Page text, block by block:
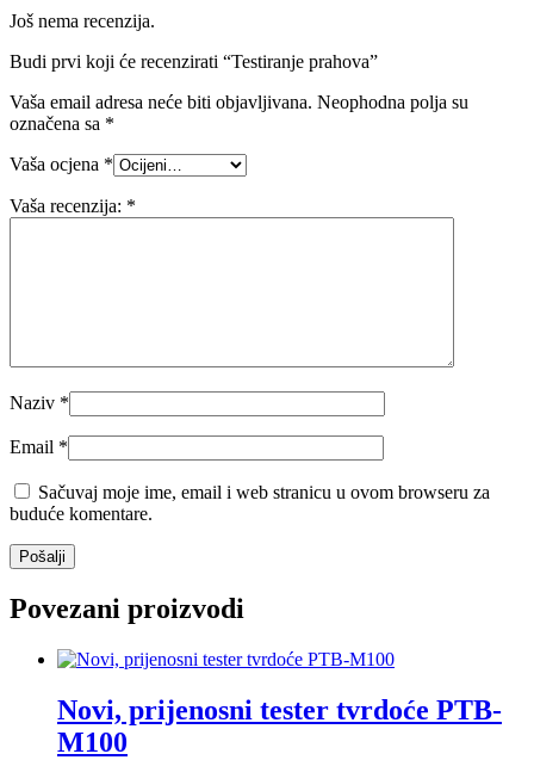
Još nema recenzija.
Budi prvi koji će recenzirati “Testiranje prahova”
Vaša email adresa neće biti objavljivana. Neophodna polja su
označena sa *
Vaša ocjena *
Vaša recenzija: *
Naziv *
Email *
Sačuvaj moje ime, email i web stranicu u ovom browseru za
buduće komentare.
Povezani proizvodi
Novi, prijenosni tester tvrdoće PTB-
M100